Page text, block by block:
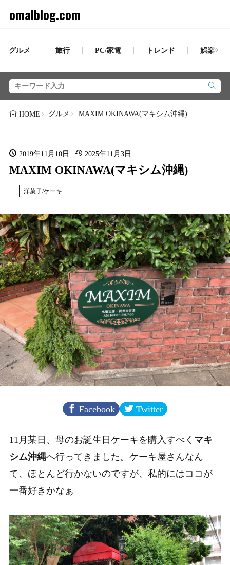
omalblog.com
グルメ 旅行 PC/家電 トレンド 娯楽
HOME グルメ MAXIM OKINAWA(マキシム沖縄)
2019年11月10日 2025年11月3日
MAXIM OKINAWA(マキシム沖縄)
洋菓子/ケーキ
Facebook Twitter
11月某日、母のお誕生日ケーキを購入すべく マキ
シム沖縄へ行ってきました。ケーキ屋さんなん
て、ほとんど行かないのですが、私的にはココが
一番好きかなぁ